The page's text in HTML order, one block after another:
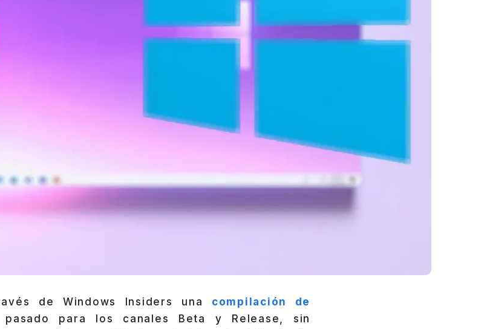
de Windows Insiders una compilación de
para los canales Beta y Release, sin